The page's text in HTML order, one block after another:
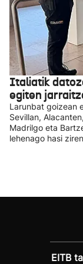
Italiatik
egiten
Larunbat goizean
Sevillan,
Madrilgo eta
lehenago hasi
EITB